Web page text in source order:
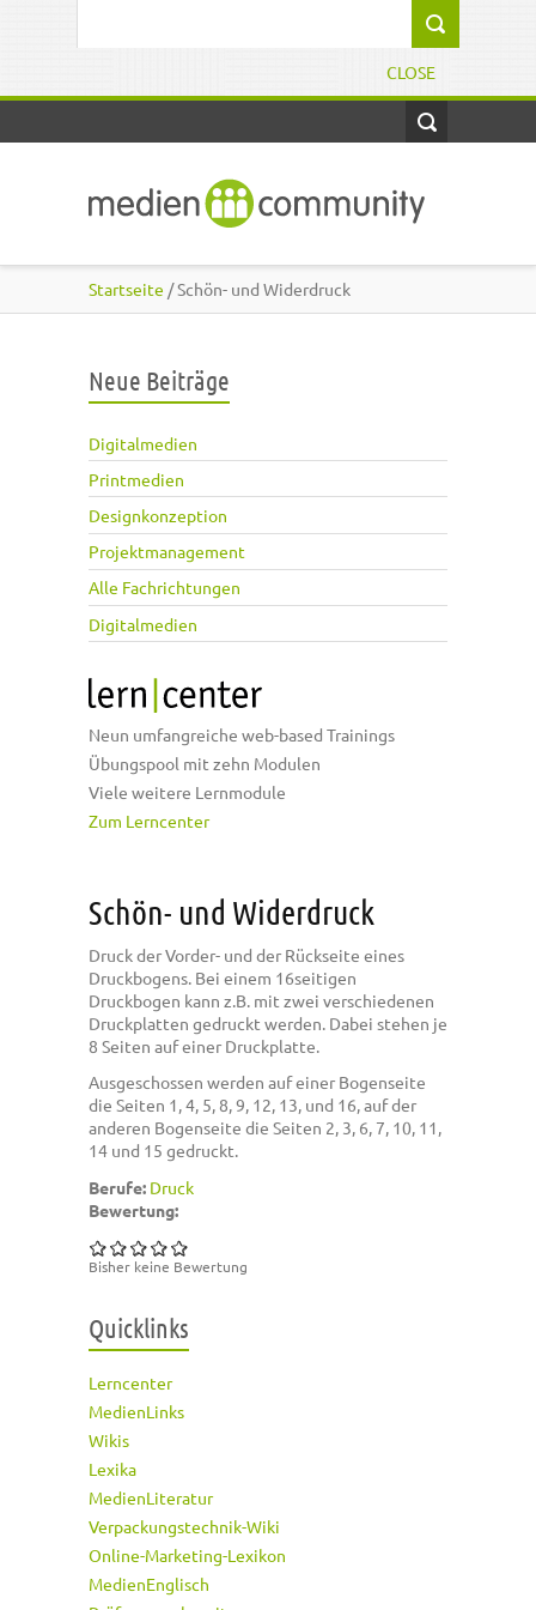
CLOSE
Startseite / Schön- und Widerdruck
Neue Beiträge
Digitalmedien
Printmedien
Designkonzeption
Projektmanagement
Alle Fachrichtungen
Digitalmedien
Neun umfangreiche web-based Trainings
Übungspool mit zehn Modulen
Viele weitere Lernmodule
Zum Lerncenter
Schön- und Widerdruck
Druck der Vorder- und der Rückseite eines
Druckbogens. Bei einem 16seitigen
Druckbogen kann z.B. mit zwei verschiedenen
Druckplatten gedruckt werden. Dabei stehen je
8 Seiten auf einer Druckplatte.
Ausgeschossen werden auf einer Bogenseite
die Seiten 1, 4, 5, 8, 9, 12, 13, und 16, auf der
anderen Bogenseite die Seiten 2, 3, 6, 7, 10, 11,
14 und 15 gedruckt.
Berufe: Druck
Bewertung:
Bisher keine Bewertung
Quicklinks
Lerncenter
MedienLinks
Wikis
Lexika
MedienLiteratur
Verpackungstechnik-Wiki
Online-Marketing-Lexikon
MedienEnglisch